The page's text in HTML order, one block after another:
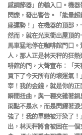
感調節器」的輸入口。機
閃爍，發出警告。「能量
座運勢！」在機器的頂部
然而，就在光束衝出屋頂
馬車猛地停在咖啡館門口
人，那人正是林天秤的狂
啡館的門，大聲宣布：「
買下了今天所有的壞運氣！
宰！我的金錢，就是你的
瞬間扭曲，與一種夾雜著
雨點不是水，而是閃耀著
強了！我的單戀被汙染了
出，林天秤將會被困在一